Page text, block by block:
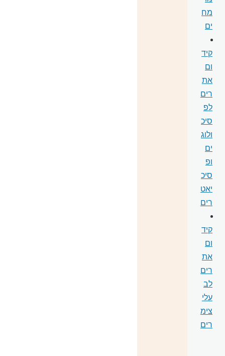
מח
ים
קיד
ום
את
רים
לפ
סיכ
ולוג
ים
ופ
סיכ
יאט
רים
קיד
ום
את
רים
לב
עלי
צימ
רים